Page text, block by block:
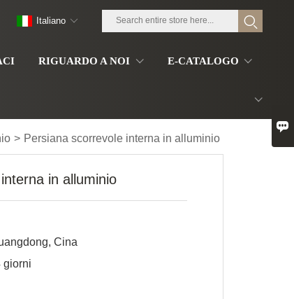
RIGUARDO A NOI E-CATALOGO
Italiano
> Persiana scorrevole interna in alluminio
in alluminio
Cina
giorni
